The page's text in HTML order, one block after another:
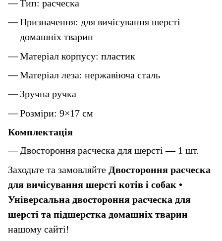
Тип: расческа
Призначення: для вичісування шерсті
домашніх тварин
Матеріал корпусу: пластик
Матеріал леза: нержавіюча сталь
Зручна ручка
Розміри: 9×17 см
Комплектація
Двостороння расческа для шерсті — 1 шт.
Заходьте та замовляйте Двостороння расческа
для вичісування шерсті котів і собак •
Універсальна двостороння расческа для
нашому сайті!